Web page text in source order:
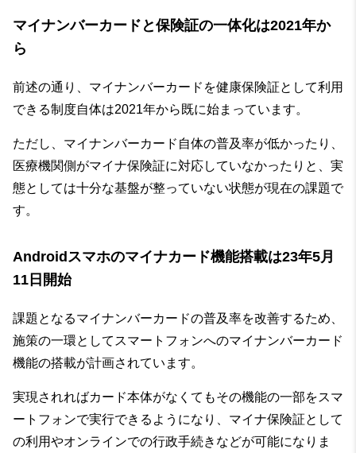
マイナンバーカードと保険証の一体化は2021年か
ら
前述の通り、マイナンバーカードを健康保険証として利用
できる制度自体は2021年から既に始まっています。
ただし、マイナンバーカード自体の普及率が低かったり、
医療機関側がマイナ保険証に対応していなかったりと、実
態としては十分な基盤が整っていない状態が現在の課題で
す。
Androidスマホのマイナカード機能搭載は23年5月
11日開始
課題となるマイナンバーカードの普及率を改善するため、
施策の一環としてスマートフォンへのマイナンバーカード
機能の搭載が計画されています。
実現されればカード本体がなくてもその機能の一部をスマ
ートフォンで実行できるようになり、マイナ保険証として
の利用やオンラインでの行政手続きなどが可能になりま